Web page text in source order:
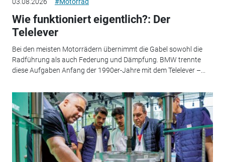
Wie funktioniert eigentlich?: Der
Telelever
Bei den meisten Motorrädern übernimmt die Gabel sowohl die
Radführung als auch Federung und Dämpfung. BMW trennte
diese Aufgaben Anfang der 1990er-Jahre mit dem Telelever –...